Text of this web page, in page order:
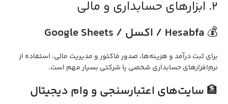
2. ابزارهای حسابداری و مالی
💰 Hesabfa / اکسل / Google Sheets
برای ثبت درآمد و هزینه‌ها، صدور فاکتور و مدیریت مالی، استفاده از
نرم‌افزارهای حسابداری شخصی یا شرکتی بسیار مهم است.
🏦 سایت‌های اعتبارسنجی و وام دیجیتال